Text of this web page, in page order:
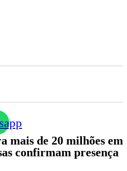
mais de 20 milhões em
confirmam presença